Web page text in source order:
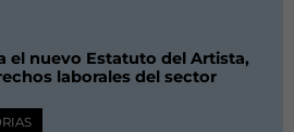
el nuevo Estatuto del Artista,
laborales del sector